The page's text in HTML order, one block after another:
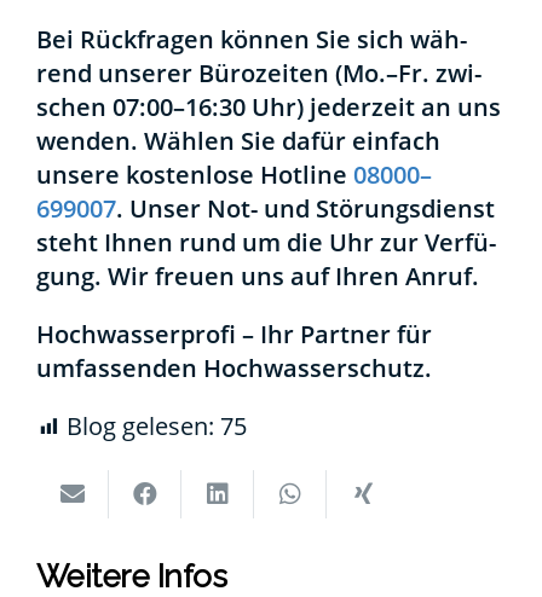
Bei Rück­fra­gen kön­nen Sie sich wäh­
rend unse­rer Büro­zei­ten (Mo.–Fr. zwi­
schen 07:00–16:30 Uhr) jeder­zeit an uns
wen­den. Wäh­len Sie dafür ein­fach
unse­re kos­ten­lo­se Hot­line 08000–
699007. Unser Not- und Stö­rungs­dienst
steht Ihnen rund um die Uhr zur Ver­fü­
gung. Wir freu­en uns auf Ihren Anruf.
Hoch­was­ser­pro­fi – Ihr Part­ner für
umfas­sen­den Hoch­was­ser­schutz.
Blog gele­sen: 75
Wei­te­re Infos